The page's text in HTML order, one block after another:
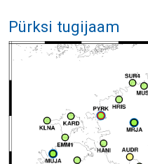
Pürksi tugijaam